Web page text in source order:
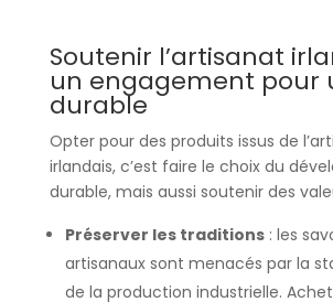
Soutenir l’artisanat
un engagement pour
durable
Opter pour des produits issus de
irlandais, c’est faire le choix du
durable, mais aussi soutenir des
Préserver les traditions: les
artisanaux sont menacés par la
de la production industrielle.